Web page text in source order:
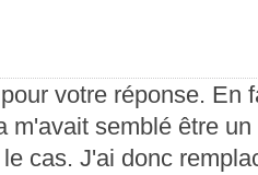
votre réponse. En
m'avait semblé être
cas. J'ai donc